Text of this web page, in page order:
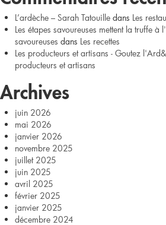
L’ardèche – Sarah Tatouille dans Les
Les étapes savoureuses mettent la truffe à
savoureuses dans Les recettes
Les producteurs et artisans - Goutez
producteurs et artisans
Archives
juin 2026
mai 2026
janvier 2026
novembre 2025
juillet 2025
juin 2025
avril 2025
février 2025
janvier 2025
décembre 2024